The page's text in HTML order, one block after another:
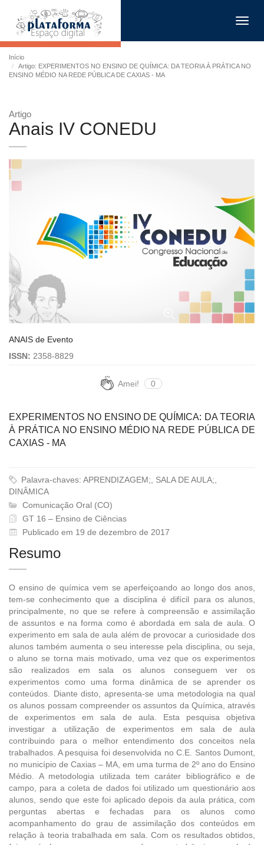
Início
Artigo: EXPERIMENTOS NO ENSINO DE QUÍMICA: DA TEORIA À PRÁTICA NO
ENSINO MÉDIO NA REDE PÚBLICA DE CAXIAS - MA
Artigo
Anais IV CONEDU
ANAIS de Evento
ISSN: 2358-8829
Amei! 0
EXPERIMENTOS NO ENSINO DE QUÍMICA: DA TEORIA
À PRÁTICA NO ENSINO MÉDIO NA REDE PÚBLICA DE
CAXIAS - MA
Palavra-chaves: APRENDIZAGEM;, SALA DE AULA;,
DINÂMICA
Comunicação Oral (CO)
GT 16 – Ensino de Ciências
Publicado em 19 de dezembro de 2017
Resumo
O ensino de química vem se aperfeiçoando ao longo dos anos,
tem-se conhecimento que a disciplina é difícil para os alunos,
principalmente, no que se refere à compreensão e assimilação
de assuntos e na forma como é abordada em sala de aula. O
experimento em sala de aula além de provocar a curiosidade dos
alunos também aumenta o seu interesse pela disciplina, ou seja,
o aluno se torna mais motivado, uma vez que os experimentos
são realizados em sala os alunos conseguem ver os
experimentos como uma forma dinâmica de se aprender os
conteúdos. Diante disto, apresenta-se uma metodologia na qual
os alunos possam compreender os assuntos da Química, através
de experimentos em sala de aula. Esta pesquisa objetiva
investigar a utilização de experimentos em sala de aula
contribuindo para o melhor entendimento dos conceitos nela
trabalhados. A pesquisa foi desenvolvida no C.E. Santos Dumont,
no município de Caxias – MA, em uma turma de 2º ano do Ensino
Médio. A metodologia utilizada tem caráter bibliográfico e de
campo, para a coleta de dados foi utilizado um questionário aos
alunos, sendo que este foi aplicado depois da aula prática, com
perguntas abertas e fechadas para os alunos como
acompanhamento do grau de assimilação dos conteúdos em
relação à teoria trabalhada em sala. Com os resultados obtidos,